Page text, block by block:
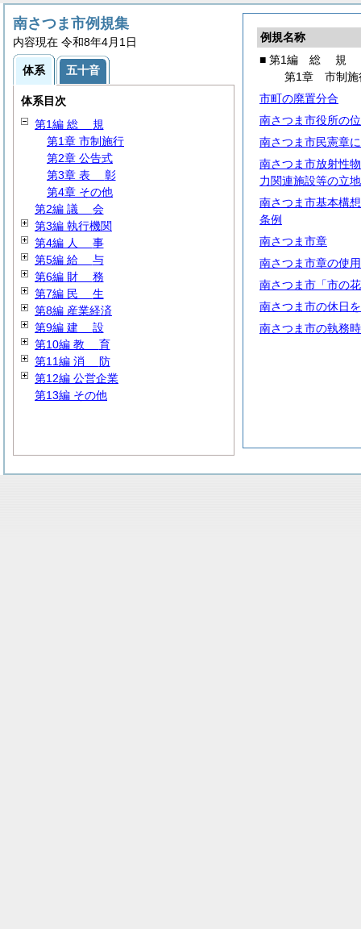
例規名称
■ 第1編 総 規
第1章 市制施
市町の廃置分合
南さつま市役所の
南さつま市民憲章
南さつま市放射性
力関連施設等の立
南さつま市基本構
条例
南さつま市章
南さつま市章の使
南さつま市「市の
南さつま市の休日
南さつま市の執務
南さつま市例規集
内容現在 令和8年4月1日
体系 五十音
体系目次
第1編 総 規
第1章 市制施行
第2章 公告式
第3章 表 彰
第4章 その他
第2編 議 会
第3編 執行機関
第4編 人 事
第5編 給 与
第6編 財 務
第7編 民 生
第8編 産業経済
第9編 建 設
第10編 教 育
第11編 消 防
第12編 公営企業
第13編 その他